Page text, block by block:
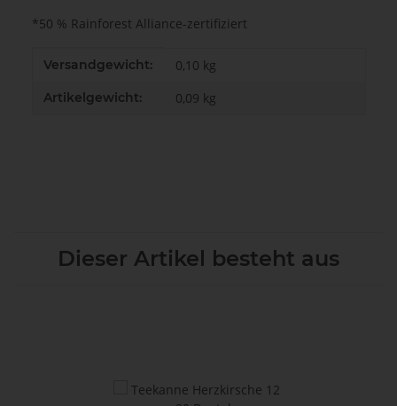
*50 % Rainforest Alliance-zertifiziert
Produkteigenschaft
Wert
Versandgewicht: 0,10 kg
Artikelgewicht: 0,09 kg
Dieser Artikel besteht aus